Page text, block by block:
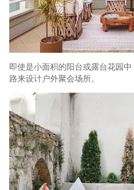
即使是小面积的阳台或露台花园
路来设计户外聚会场所。